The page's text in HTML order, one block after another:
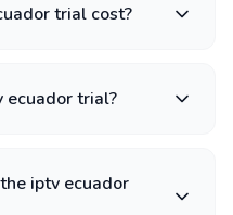
trial cost?
trial?
iptv ecuador